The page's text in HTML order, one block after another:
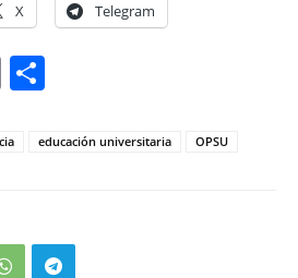
X Telegram
Email
educación universitaria OPSU